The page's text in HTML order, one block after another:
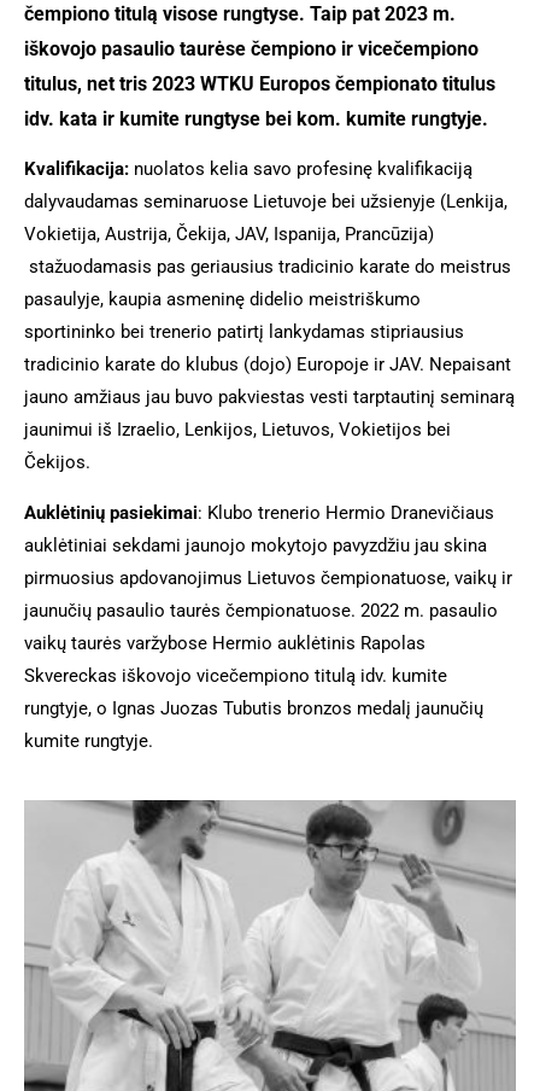
čempiono titulą visose rungtyse. Taip pat 2023 m.
iškovojo pasaulio taurėse čempiono ir vicečempiono
titulus, net tris 2023 WTKU Europos čempionato titulus
idv. kata ir kumite rungtyse bei kom. kumite rungtyje.
Kvalifikacija: nuolatos kelia savo profesinę kvalifikaciją
dalyvaudamas seminaruose Lietuvoje bei užsienyje (Lenkija,
Vokietija, Austrija, Čekija, JAV, Ispanija, Prancūzija)
stažuodamasis pas geriausius tradicinio karate do meistrus
pasaulyje, kaupia asmeninę didelio meistriškumo
sportininko bei trenerio patirtį lankydamas stipriausius
tradicinio karate do klubus (dojo) Europoje ir JAV. Nepaisant
jauno amžiaus jau buvo pakviestas vesti tarptautinį seminarą
jaunimui iš Izraelio, Lenkijos, Lietuvos, Vokietijos bei
Čekijos.
Auklėtinių pasiekimai: Klubo trenerio Hermio Dranevičiaus
auklėtiniai sekdami jaunojo mokytojo pavyzdžiu jau skina
pirmuosius apdovanojimus Lietuvos čempionatuose, vaikų ir
jaunučių pasaulio taurės čempionatuose. 2022 m. pasaulio
vaikų taurės varžybose Hermio auklėtinis Rapolas
Skvereckas iškovojo vicečempiono titulą idv. kumite
rungtyje, o Ignas Juozas Tubutis bronzos medalį jaunučių
kumite rungtyje.